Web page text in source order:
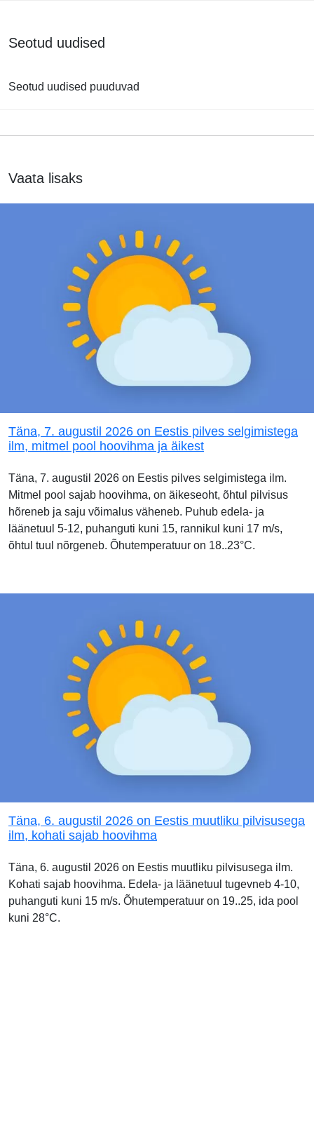
Seotud uudised
Seotud uudised puuduvad
Vaata lisaks
Täna, 7. augustil 2026 on Eestis pilves selgimistega
ilm, mitmel pool hoovihma ja äikest
Täna, 7. augustil 2026 on Eestis pilves selgimistega ilm.
Mitmel pool sajab hoovihma, on äikeseoht, õhtul pilvisus
hõreneb ja saju võimalus väheneb. Puhub edela- ja
läänetuul 5-12, puhanguti kuni 15, rannikul kuni 17 m/s,
õhtul tuul nõrgeneb. Õhutemperatuur on 18..23°C.
Täna, 6. augustil 2026 on Eestis muutliku pilvisusega
ilm, kohati sajab hoovihma
Täna, 6. augustil 2026 on Eestis muutliku pilvisusega ilm.
Kohati sajab hoovihma. Edela- ja läänetuul tugevneb 4-10,
puhanguti kuni 15 m/s. Õhutemperatuur on 19..25, ida pool
kuni 28°C.